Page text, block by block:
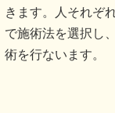
きます。人それぞ
で施術法を選択し、
術を行ないます。